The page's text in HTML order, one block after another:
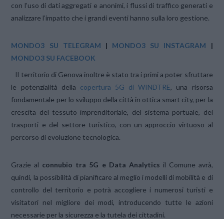
con l’uso di dati aggregati e anonimi, i flussi di traffico generati e
analizzare l’impatto che i grandi eventi hanno sulla loro gestione.
MONDO3 SU TELEGRAM | MONDO3 SU INSTAGRAM |
MONDO3 SU FACEBOOK
Il territorio di Genova inoltre è stato tra i primi a poter sfruttare
le potenzialità della copertura 5G di WINDTRE, una risorsa
fondamentale per lo sviluppo della città in ottica smart city, per la
crescita del tessuto imprenditoriale, del sistema portuale, dei
trasporti e del settore turistico, con un approccio virtuoso al
percorso di evoluzione tecnologica.
Grazie al connubio tra 5G e Data Analytics il Comune avrà,
quindi, la possibilità di pianificare al meglio i modelli di mobilità e di
controllo del territorio e potrà accogliere i numerosi turisti e
visitatori nel migliore dei modi, introducendo tutte le azioni
necessarie per la sicurezza e la tutela dei cittadini.